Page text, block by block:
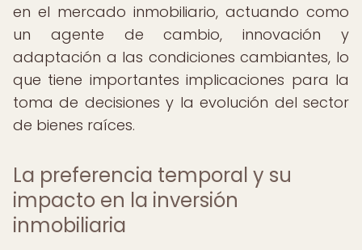
en el mercado inmobiliario, actuando como
un agente de cambio, innovación y
adaptación a las condiciones cambiantes, lo
que tiene importantes implicaciones para la
toma de decisiones y la evolución del sector
de bienes raíces.
La preferencia temporal y su
impacto en la inversión
inmobiliaria